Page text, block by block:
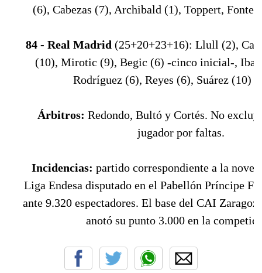
(6), Cabezas (7), Archibald (1), Toppert,
84 - Real Madrid (25+20+23+16): Llull (2),
(10), Mirotic (9), Begic (6) -cinco inicial-,
Rodríguez (6), Reyes (6), Suárez (10) y
Árbitros: Redondo, Bultó y Cortés. No
jugador por faltas.
Incidencias: partido correspondiente a la
Liga Endesa disputado en el Pabellón Príncipe
ante 9.320 espectadores. El base del CAI
anotó su punto 3.000 en la